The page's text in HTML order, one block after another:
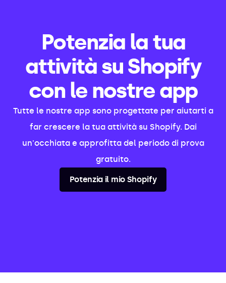
Potenzia la tua
attività su Shopify
con le nostre app
Tutte le nostre app sono progettate per aiutarti a
far crescere la tua attività su Shopify. Dai
un'occhiata e approfitta del periodo di prova
gratuito.
Potenzia il mio Shopify